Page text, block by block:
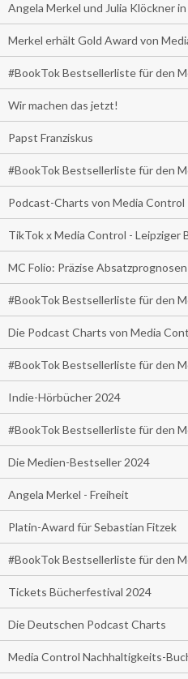
Angela Merkel und Julia Klöckner
Merkel erhält Gold Award von
#BookTok Bestsellerliste für den
Wir machen das jetzt!
Papst Franziskus
#BookTok Bestsellerliste für den
Podcast-Charts von Media Control
TikTok x Media Control - Leipziger
MC Folio: Präzise
#BookTok Bestsellerliste für den
Die Podcast Charts von Media
#BookTok Bestsellerliste für den
Indie-Hörbücher 2024
#BookTok Bestsellerliste für den
Die Medien-Bestseller 2024
Angela Merkel - Freiheit
Platin-Award für Sebastian Fitzek
#BookTok Bestsellerliste für den
Tickets Bücherfestival 2024
Die Deutschen Podcast Charts
Media Control Nachhaltigkeits-